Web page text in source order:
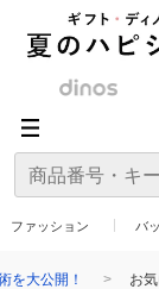
ファッション バ
を大公開！ お